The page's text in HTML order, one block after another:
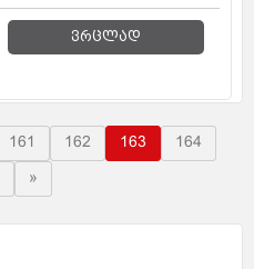
ვრცლად
161 162 163 164
»